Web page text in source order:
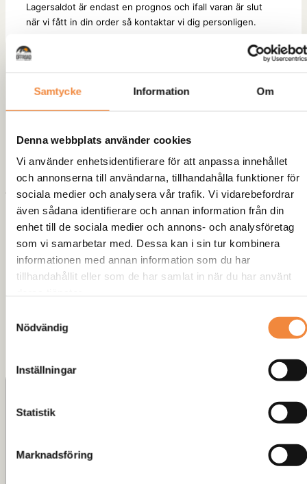
Samtycke Information Om
Denna webbplats använder cookies
Vi använder enhetsidentifierare för att anpassa innehållet
och annonserna till användarna, tillhandahålla funktioner för
sociala medier och analysera vår trafik. Vi vidarebefordrar
även sådana identifierare och annan information från din
enhet till de sociala medier och annons- och analysföretag
som vi samarbetar med. Dessa kan i sin tur kombinera
informationen med annan information som du har
tillhandahållit eller som de har samlat in när du har använt
Nödvändig
Inställningar
Statistik
Marknadsföring
Lagersaldot är endast en prognos och ifall varan är slut
när vi fått in din order så kontaktar vi dig personligen.
Recensioner
Bli först med att recensera
”Förstärkta LONGFIELD-axlar
Suzuki Samurai/SJ (Breda axeln)
22splines (orginaldiff)”
Din recension